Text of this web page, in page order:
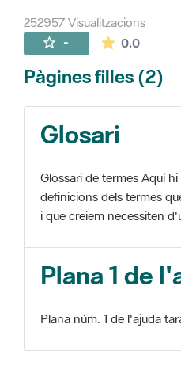
252957 Visualitzacions
- 0.0La
Pàgines filles (2)
Glosari
Glossari de termes Aquí
definicions dels termes
i que creiem necessiten
Plana 1 de
Plana núm. 1 de l'ajuda